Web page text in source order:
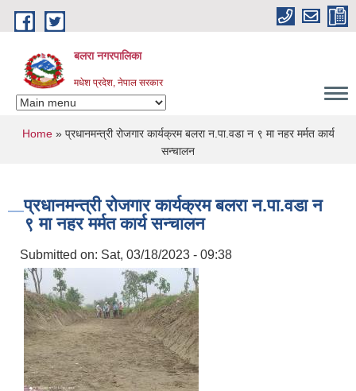
Skip to main content
बलरा नगरपालिका
मधेश प्रदेश, नेपाल सरकार
You are here
Home» प्रधानमन्त्री रोजगार कार्यक्रम बलरा न.पा.वडा न ९ मा नहर मर्मत कार्य
सन्चालन
प्रधानमन्त्री रोजगार कार्यक्रम बलरा न.पा.वडा न
९ मा नहर मर्मत कार्य सन्चालन
Submitted on: Sat, 03/18/2023 - 09:38